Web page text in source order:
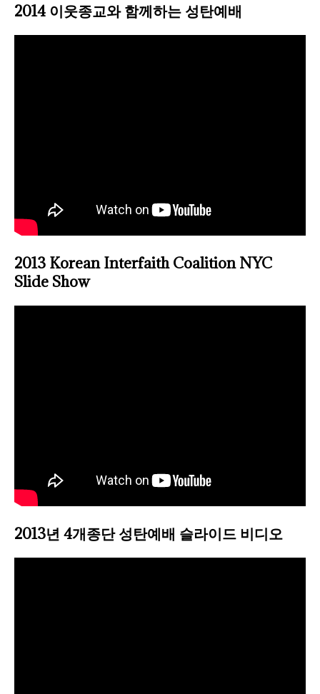
2014 이웃종교와 함께하는 성탄예배
2013 Korean Interfaith Coalition NYC
Slide Show
2013년 4개종단 성탄예배 슬라이드 비디오